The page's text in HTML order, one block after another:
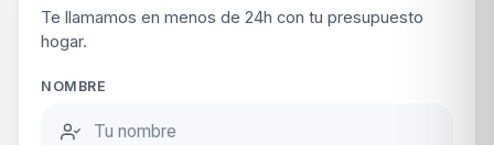
Te llamamos en menos de 24h con tu presupuesto
hogar.
NOMBRE